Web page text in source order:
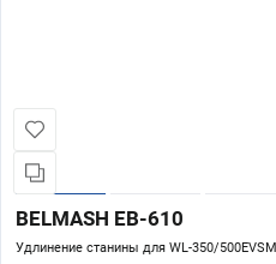
BELMASH EB-610
Удлинение станины для WL-350/500EVSM